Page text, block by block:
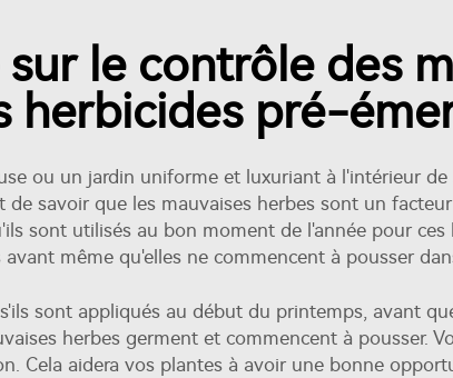
sur le contrôle des
herbicides pré-
ou un jardin uniforme et luxuriant à l'intérieur
savoir que les mauvaises herbes sont un
sont utilisés au bon moment de l'année pour
avant même qu'elles ne commencent à pousser
sont appliqués au début du printemps, avant
herbes germent et commencent à pousser.
Cela aidera vos plantes à avoir une bonne